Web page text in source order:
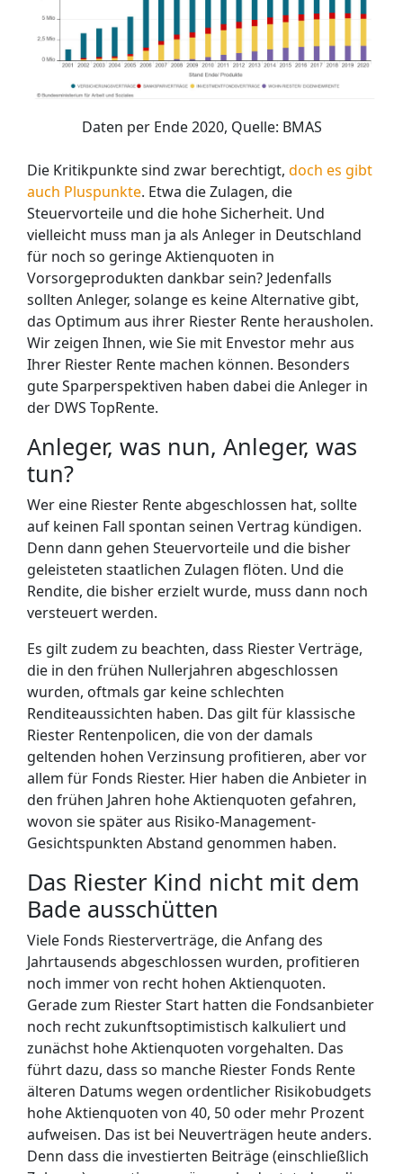
Daten per Ende 2020, Quelle: BMAS
Die Kritikpunkte sind zwar berechtigt, doch es gibt
auch Pluspunkte. Etwa die Zulagen, die
Steuervorteile und die hohe Sicherheit. Und
vielleicht muss man ja als Anleger in Deutschland
für noch so geringe Aktienquoten in
Vorsorgeprodukten dankbar sein? Jedenfalls
sollten Anleger, solange es keine Alternative gibt,
das Optimum aus ihrer Riester Rente herausholen.
Wir zeigen Ihnen, wie Sie mit Envestor mehr aus
Ihrer Riester Rente machen können. Besonders
gute Sparperspektiven haben dabei die Anleger in
der DWS TopRente.
Anleger, was nun, Anleger, was
tun?
Wer eine Riester Rente abgeschlossen hat, sollte
auf keinen Fall spontan seinen Vertrag kündigen.
Denn dann gehen Steuervorteile und die bisher
geleisteten staatlichen Zulagen flöten. Und die
Rendite, die bisher erzielt wurde, muss dann noch
versteuert werden.
Es gilt zudem zu beachten, dass Riester Verträge,
die in den frühen Nullerjahren abgeschlossen
wurden, oftmals gar keine schlechten
Renditeaussichten haben. Das gilt für klassische
Riester Rentenpolicen, die von der damals
geltenden hohen Verzinsung profitieren, aber vor
allem für Fonds Riester. Hier haben die Anbieter in
den frühen Jahren hohe Aktienquoten gefahren,
wovon sie später aus Risiko-Management-
Gesichtspunkten Abstand genommen haben.
Das Riester Kind nicht mit dem
Bade ausschütten
Viele Fonds Riesterverträge, die Anfang des
Jahrtausends abgeschlossen wurden, profitieren
noch immer von recht hohen Aktienquoten.
Gerade zum Riester Start hatten die Fondsanbieter
noch recht zukunftsoptimistisch kalkuliert und
zunächst hohe Aktienquoten vorgehalten. Das
führt dazu, dass so manche Riester Fonds Rente
älteren Datums wegen ordentlicher Risikobudgets
hohe Aktienquoten von 40, 50 oder mehr Prozent
aufweisen. Das ist bei Neuverträgen heute anders.
Denn dass die investierten Beiträge (einschließlich